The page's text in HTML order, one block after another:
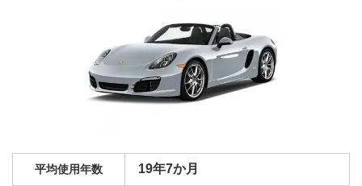
平均使用年数 19年7か月